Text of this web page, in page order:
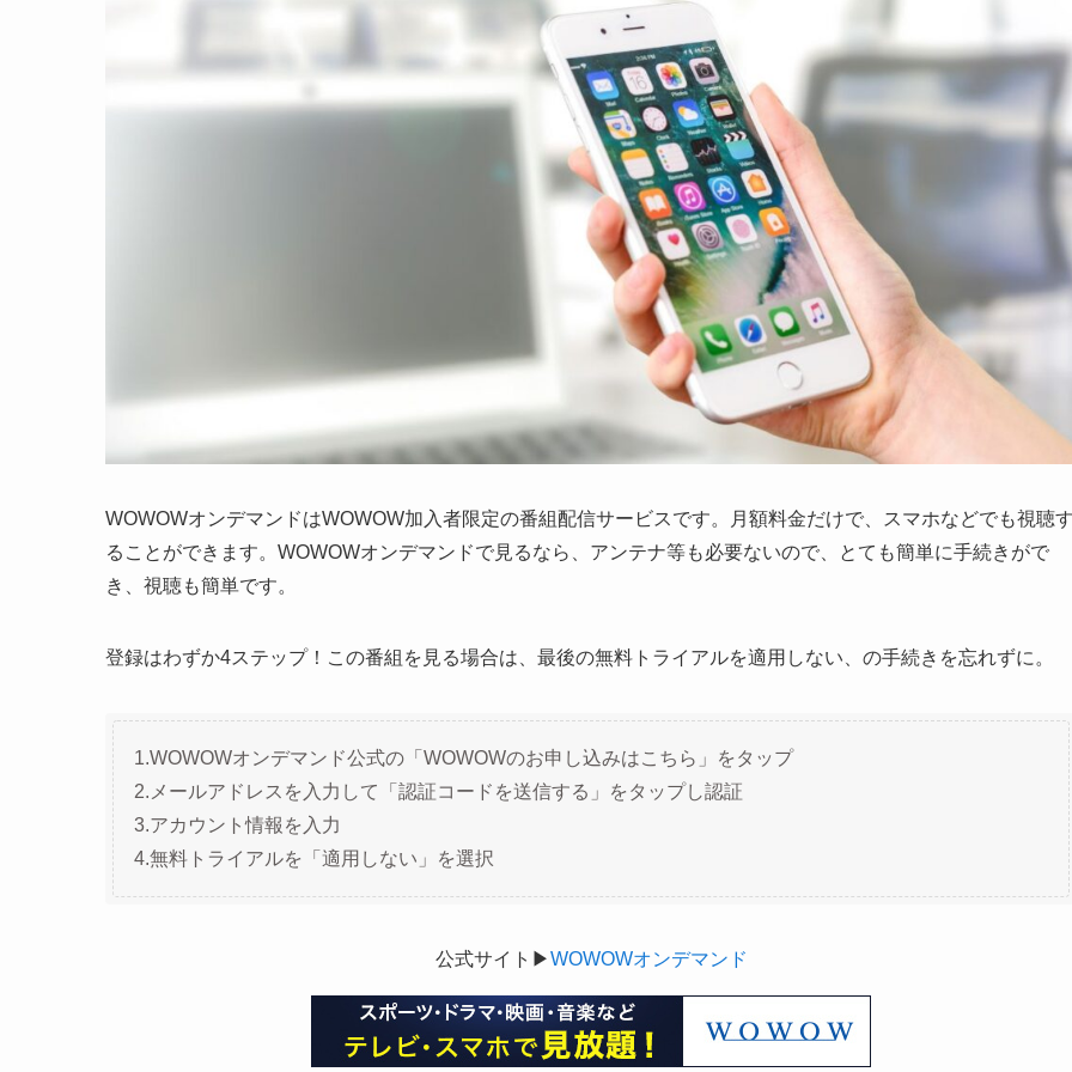
WOWOWオンデマンドはWOWOW加入者限定の番組配信サービスです。月額料金だけで、スマホなどでも視聴
ることができます。WOWOWオンデマンドで見るなら、アンテナ等も必要ないので、とても簡単に手続きがで
き、視聴も簡単です。
登録はわずか4ステップ！この番組を見る場合は、最後の無料トライアルを適用しない、の手続きを忘れずに。
1.WOWOWオンデマンド公式の「WOWOWのお申し込みはこちら」をタップ
2.メールアドレスを入力して「認証コードを送信する」をタップし認証
3.アカウント情報を入力
4.無料トライアルを「適用しない」を選択
公式サイト▶WOWOWオンデマンド